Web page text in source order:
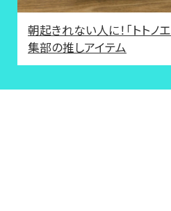
朝起きれない人に！「トトノ
集部の推しアイテム